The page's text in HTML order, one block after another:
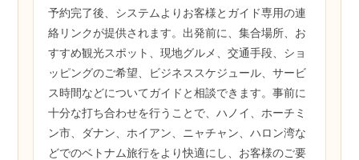
予約完了後、システムよりお客様とガイド専用の連
絡リンクが提供されます。出発前に、集合場所、お
すすめ観光スポット、現地グルメ、交通手段、ショ
ッピングのご希望、ビジネススケジュール、サービ
ス時間などについてガイドと相談できます。事前に
十分な打ち合わせを行うことで、ハノイ、ホーチミ
ン市、ダナン、ホイアン、ニャチャン、ハロン湾な
どでのベトナム旅行をより快適にし、お客様のご要